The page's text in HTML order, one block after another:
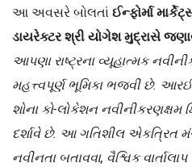
આ અવસરે બોલતાં ઈન્ફોર્મા
ડાયરેક્ટર શ્રી યોગેશ મુદ્રાસે
આપણા રાષ્ટ્રના વ્યૂહાત્મક
મહત્ત્વપૂર્ણ ભૂમિકા ભજવી છે.
શોના કો-લોકેશન નવીનીકરણક્ષમ
દર્શાવે છે. આ ગતિશીલ એકત્રિત
નવીનતા બતાવવા, વૈશ્વિક